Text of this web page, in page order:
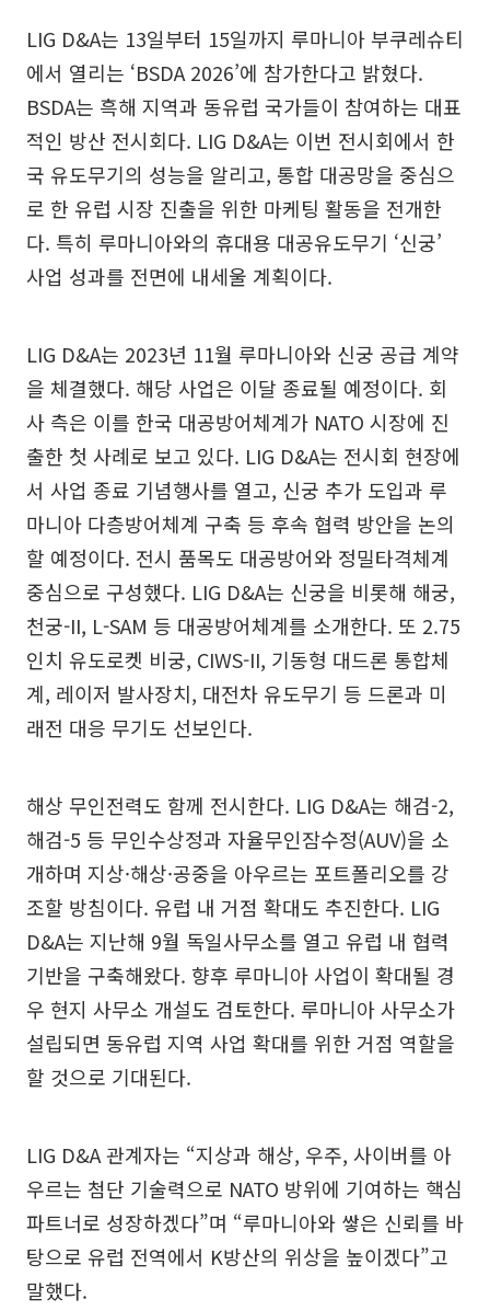
LIG D&A는 13일부터 15일까지 루마니아 부쿠레슈티
에서 열리는 ‘BSDA 2026’에 참가한다고 밝혔다.
BSDA는 흑해 지역과 동유럽 국가들이 참여하는 대표
적인 방산 전시회다. LIG D&A는 이번 전시회에서 한
국 유도무기의 성능을 알리고, 통합 대공망을 중심으
로 한 유럽 시장 진출을 위한 마케팅 활동을 전개한
다. 특히 루마니아와의 휴대용 대공유도무기 ‘신궁’
사업 성과를 전면에 내세울 계획이다.
LIG D&A는 2023년 11월 루마니아와 신궁 공급 계약
을 체결했다. 해당 사업은 이달 종료될 예정이다. 회
사 측은 이를 한국 대공방어체계가 NATO 시장에 진
출한 첫 사례로 보고 있다. LIG D&A는 전시회 현장에
서 사업 종료 기념행사를 열고, 신궁 추가 도입과 루
마니아 다층방어체계 구축 등 후속 협력 방안을 논의
할 예정이다. 전시 품목도 대공방어와 정밀타격체계
중심으로 구성했다. LIG D&A는 신궁을 비롯해 해궁,
천궁-II, L-SAM 등 대공방어체계를 소개한다. 또 2.75
인치 유도로켓 비궁, CIWS-II, 기동형 대드론 통합체
계, 레이저 발사장치, 대전차 유도무기 등 드론과 미
래전 대응 무기도 선보인다.
해상 무인전력도 함께 전시한다. LIG D&A는 해검-2,
해검-5 등 무인수상정과 자율무인잠수정(AUV)을 소
개하며 지상·해상·공중을 아우르는 포트폴리오를 강
조할 방침이다. 유럽 내 거점 확대도 추진한다. LIG
D&A는 지난해 9월 독일사무소를 열고 유럽 내 협력
기반을 구축해왔다. 향후 루마니아 사업이 확대될 경
우 현지 사무소 개설도 검토한다. 루마니아 사무소가
설립되면 동유럽 지역 사업 확대를 위한 거점 역할을
할 것으로 기대된다.
LIG D&A 관계자는 “지상과 해상, 우주, 사이버를 아
우르는 첨단 기술력으로 NATO 방위에 기여하는 핵심
파트너로 성장하겠다”며 “루마니아와 쌓은 신뢰를 바
탕으로 유럽 전역에서 K방산의 위상을 높이겠다”고
말했다.